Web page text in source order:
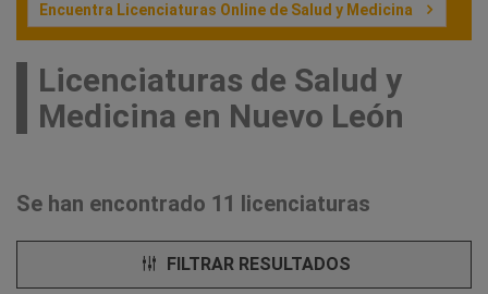
Encuentra Licenciaturas Online de Salud y Medicina
Licenciaturas de Salud y
Medicina en Nuevo León
Se han encontrado 11 licenciaturas
FILTRAR RESULTADOS